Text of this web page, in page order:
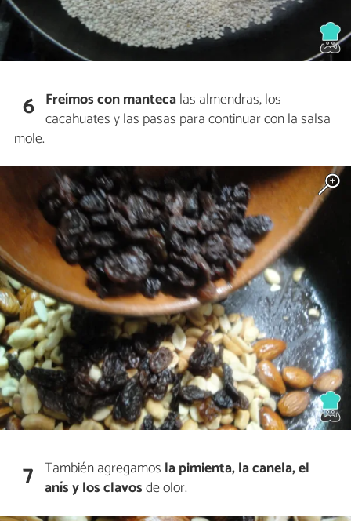
6 Freímos con mantecalas almendras, los
cacahuates y las pasas para continuar con la salsa
mole.
7 También agregamos la pimienta, la canela, el
anís y los clavosde olor.